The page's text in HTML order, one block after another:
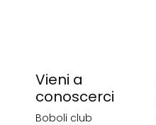
Vieni a
conoscerci
Boboli club